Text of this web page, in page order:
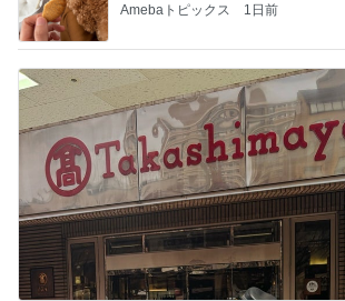
Amebaトピックス 1日前